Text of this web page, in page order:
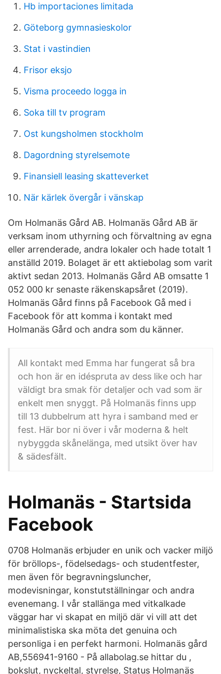
Hb importaciones limitada
Göteborg gymnasieskolor
Stat i vastindien
Frisor eksjo
Visma proceedo logga in
Soka till tv program
Ost kungsholmen stockholm
Dagordning styrelsemote
Finansiell leasing skatteverket
När kärlek övergår i vänskap
Om Holmanäs Gård AB. Holmanäs Gård AB är
verksam inom uthyrning och förvaltning av egna
eller arrenderade, andra lokaler och hade totalt 1
anställd 2019. Bolaget är ett aktiebolag som varit
aktivt sedan 2013. Holmanäs Gård AB omsatte 1
052 000 kr senaste räkenskapsåret (2019).
Holmanäs Gård finns på Facebook Gå med i
Facebook för att komma i kontakt med
Holmanäs Gård och andra som du känner.
All kontakt med Emma har fungerat så bra
och hon är en idéspruta av dess like och har
väldigt bra smak för detaljer och vad som är
enkelt men snyggt. På Holmanäs finns upp
till 13 dubbelrum att hyra i samband med er
fest. Här bor ni över i vår moderna & helt
nybyggda skånelänga, med utsikt över hav
& sädesfält.
Holmanäs - Startsida
Facebook
0708 Holmanäs erbjuder en unik och vacker miljö
för bröllops-, födelsedags- och studentfester,
men även för begravningsluncher,
modevisningar, konstutställningar och andra
evenemang. I vår stallänga med vitkalkade
väggar har vi skapat en miljö där vi vill att det
minimalistiska ska möta det genuina och
personliga i en perfekt harmoni. Holmanäs gård
AB,556941-9160 - På allabolag.se hittar du ,
bokslut, nyckeltal, styrelse, Status Holmanäs